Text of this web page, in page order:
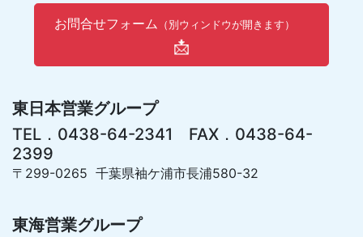
お問合せフォーム （別ウィンドウが開きます）
📩
東日本営業グループ
TEL．0438-64-2341 FAX．0438-64-
2399
〒299-0265 千葉県袖ケ浦市長浦580-32
東海営業グループ